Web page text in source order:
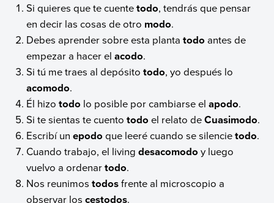
Si quieres que te cuentetodo, tendrás que pensar
en decir las cosas de otro modo.
Debes aprender sobre esta plantatodo antes de
empezar a hacer elacodo.
Si tú me traes al depósitotodo, yo después lo
acomodo.
Él hizotodo lo posible por cambiarse elapodo.
Si te sientas te cuentotodo el relato deCuasimodo.
Escribí unepodo que leeré cuando se silencietodo.
Cuando trabajo, el livingdesacomodo y luego
vuelvo a ordenartodo.
Nos reunimostodosfrente al microscopio a
observar loscestodos.